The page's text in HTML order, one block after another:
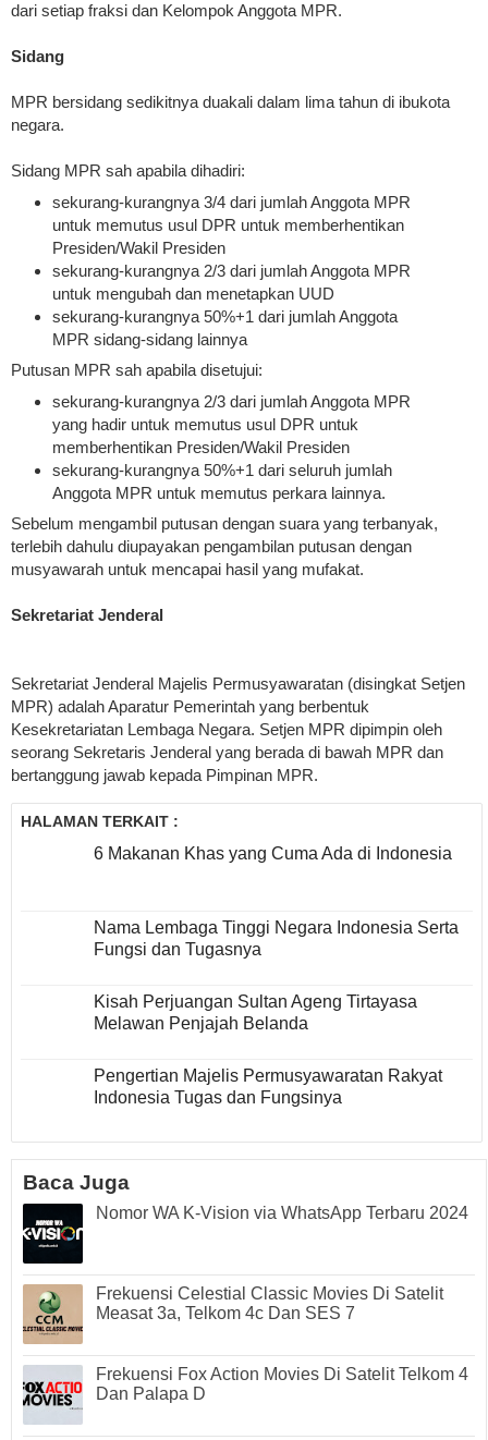
dari setiap fraksi dan Kelompok Anggota MPR.
Sidang
MPR bersidang sedikitnya duakali dalam lima tahun di ibukota
negara.
Sidang MPR sah apabila dihadiri:
sekurang-kurangnya 3/4 dari jumlah Anggota MPR
untuk memutus usul DPR untuk memberhentikan
Presiden/Wakil Presiden
sekurang-kurangnya 2/3 dari jumlah Anggota MPR
untuk mengubah dan menetapkan UUD
sekurang-kurangnya 50%+1 dari jumlah Anggota
MPR sidang-sidang lainnya
Putusan MPR sah apabila disetujui:
sekurang-kurangnya 2/3 dari jumlah Anggota MPR
yang hadir untuk memutus usul DPR untuk
memberhentikan Presiden/Wakil Presiden
sekurang-kurangnya 50%+1 dari seluruh jumlah
Anggota MPR untuk memutus perkara lainnya.
Sebelum mengambil putusan dengan suara yang terbanyak,
terlebih dahulu diupayakan pengambilan putusan dengan
musyawarah untuk mencapai hasil yang mufakat.
Sekretariat Jenderal
Sekretariat Jenderal Majelis Permusyawaratan (disingkat Setjen
MPR) adalah Aparatur Pemerintah yang berbentuk
Kesekretariatan Lembaga Negara. Setjen MPR dipimpin oleh
seorang Sekretaris Jenderal yang berada di bawah MPR dan
bertanggung jawab kepada Pimpinan MPR.
HALAMAN TERKAIT :
6 Makanan Khas yang Cuma Ada di Indonesia
Nama Lembaga Tinggi Negara Indonesia Serta
Fungsi dan Tugasnya
Kisah Perjuangan Sultan Ageng Tirtayasa
Melawan Penjajah Belanda
Pengertian Majelis Permusyawaratan Rakyat
Indonesia Tugas dan Fungsinya
Baca Juga
Nomor WA K-Vision via WhatsApp Terbaru 2024
Frekuensi Celestial Classic Movies Di Satelit
Measat 3a, Telkom 4c Dan SES 7
Frekuensi Fox Action Movies Di Satelit Telkom 4
Dan Palapa D